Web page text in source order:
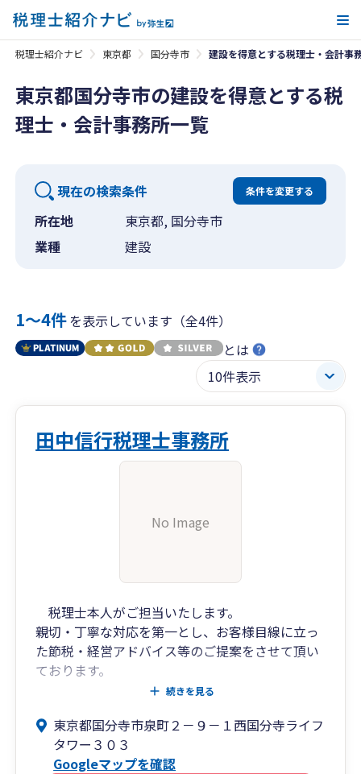
税理士紹介ナビ 東京都 国分寺市 建設を得意とする税理士・会計事
東京都国分寺市の建設を得意とする税
理士・会計事務所一覧
現在の検索条件 条件を変更する
所在地
東京都, 国分寺市
業種
建設
1〜4件を表示しています（全4件）
とは
田中信行税理士事務所
No Image
税理士本人がご担当いたします。
親切・丁寧な対応を第一とし、お客様目線に立っ
た節税・経営アドバイス等のご提案をさせて頂い
ております。
税務調査への対応も強みとしておりますので、お
続きを見る
東京都国分寺市泉町２－９－１西国分寺ライフ
タワー３０３
Googleマップを確認